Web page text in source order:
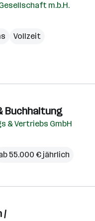
m.b.H.
Vollzeit
Buchhaltung
& Vertriebs GmbH
55.000 € jährlich
/